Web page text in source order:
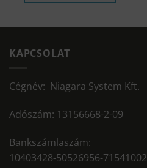
KAPCSOLAT
Cégnév: Niagara System Kft.
Adószám: 13156668-2-09
Bankszámlaszám:
10403428-50526956-71541002